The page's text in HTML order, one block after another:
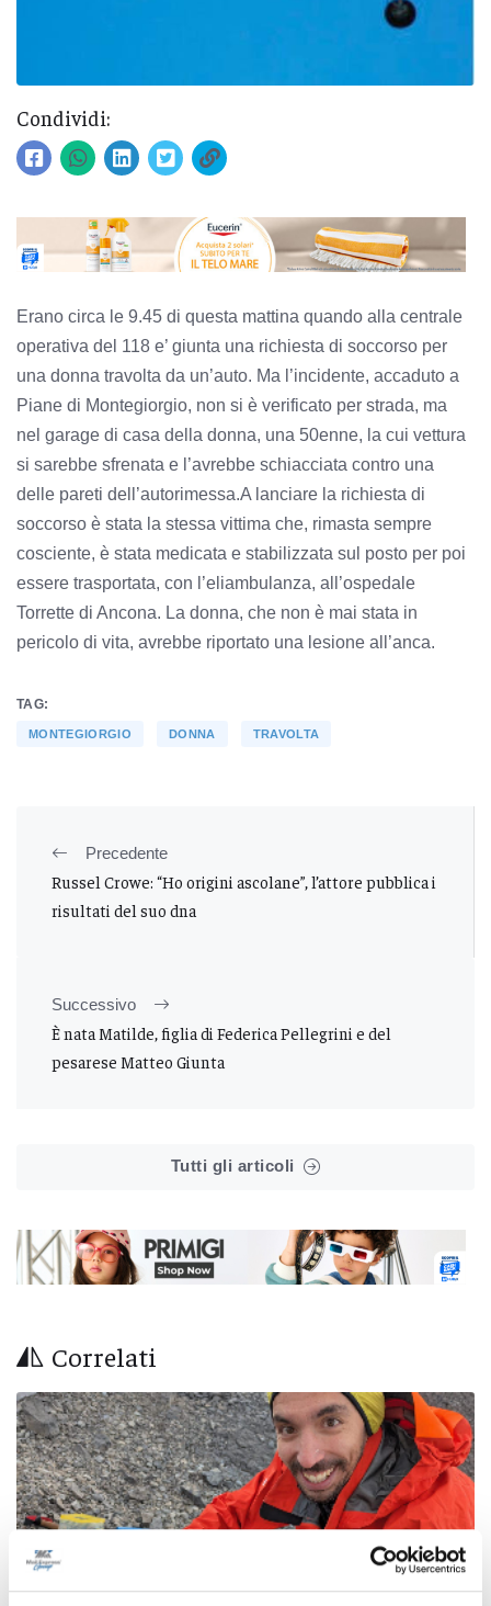
Condividi:
Erano circa le 9.45 di questa mattina quando alla centrale
operativa del 118 e’ giunta una richiesta di soccorso per
una donna travolta da un’auto. Ma l’incidente, accaduto a
Piane di Montegiorgio, non si è verificato per strada, ma
nel garage di casa della donna, una 50enne, la cui vettura
si sarebbe sfrenata e l’avrebbe schiacciata contro una
delle pareti dell’autorimessa.A lanciare la richiesta di
soccorso è stata la stessa vittima che, rimasta sempre
cosciente, è stata medicata e stabilizzata sul posto per poi
essere trasportata, con l’eliambulanza, all’ospedale
Torrette di Ancona. La donna, che non è mai stata in
pericolo di vita, avrebbe riportato una lesione all’anca.
TAG:
MONTEGIORGIO DONNA TRAVOLTA
Precedente
Russel Crowe: “Ho origini ascolane”, l’attore pubblica i
risultati del suo dna
Successivo
È nata Matilde, figlia di Federica Pellegrini e del
pesarese Matteo Giunta
Tutti gli articoli
Correlati